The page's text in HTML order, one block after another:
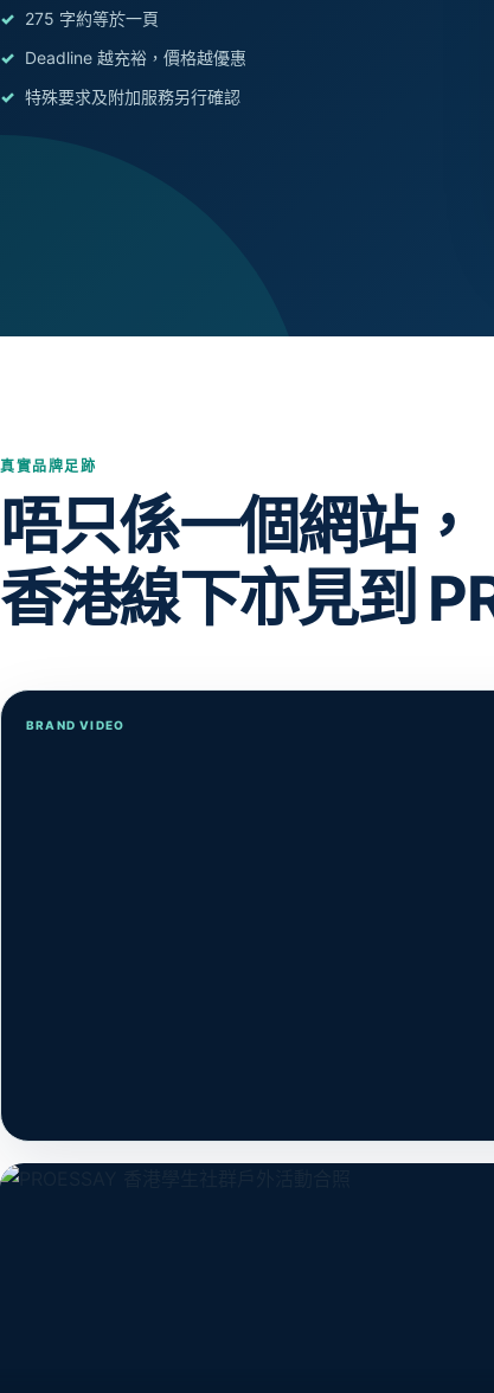
275 字約等於一頁
Deadline 越充裕，價格越優惠
特殊要求及附加服務另行確認
真實品牌足跡
唔只係一個網站，
香港線下亦見到
BRAND VIDEO